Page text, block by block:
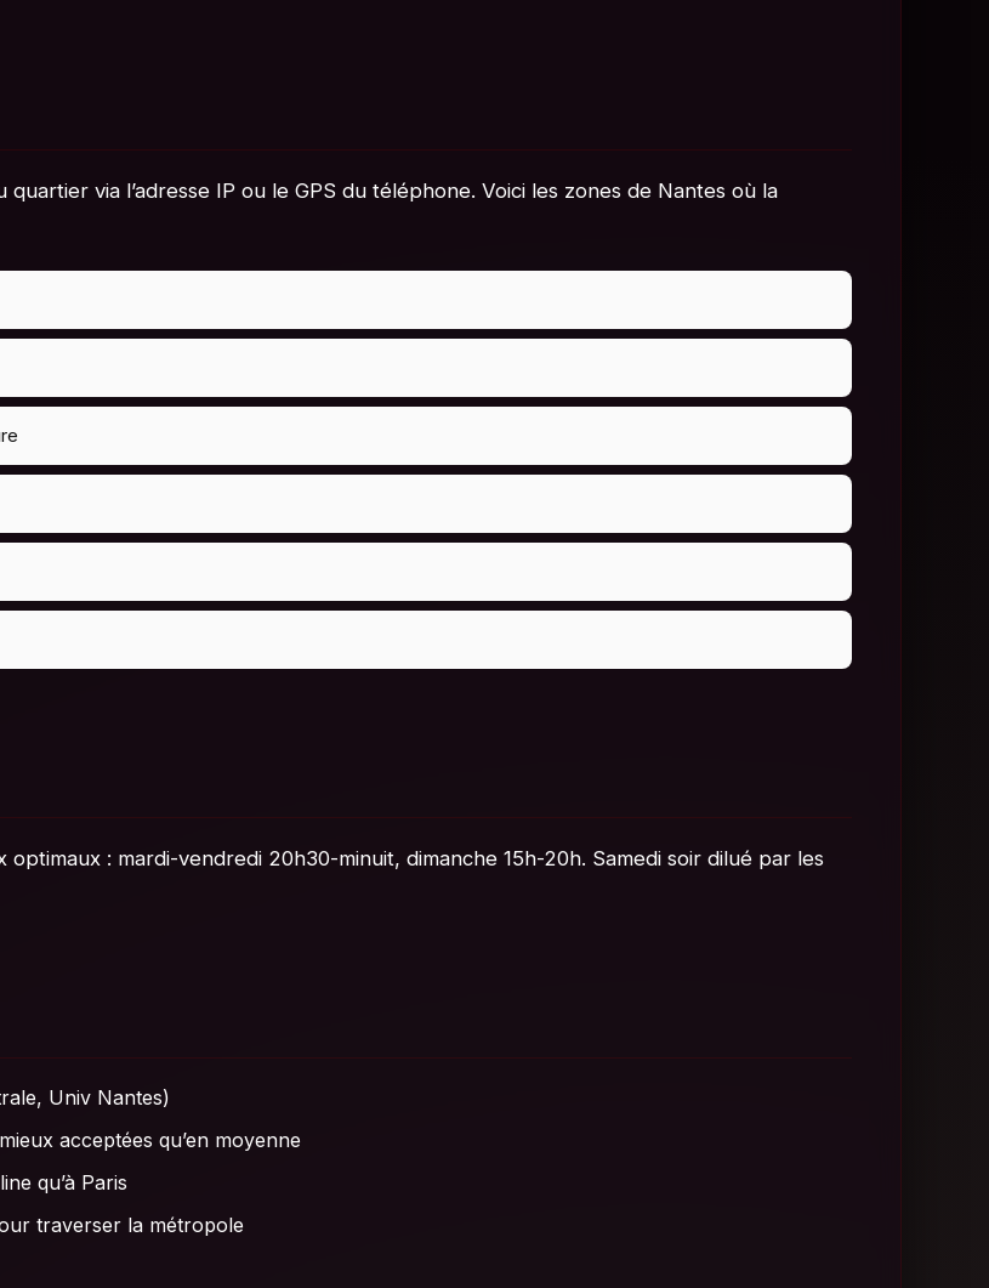
via l’adresse IP ou le GPS du téléphone. Voici les zones de Nantes où la
: mardi-vendredi 20h30-minuit, dimanche 15h-20h. Samedi soir dilué par les
Univ Nantes)
acceptées qu’en moyenne
qu’à Paris
traverser la métropole